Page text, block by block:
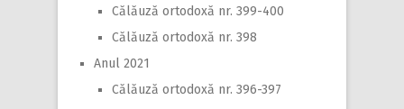
Călăuză ortodoxă nr. 399-400
Călăuză ortodoxă nr. 398
Anul 2021
Călăuză ortodoxă nr. 396-397